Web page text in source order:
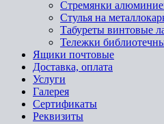
Стремянки
Стулья на
Табуреты винтовые
Тележки
Ящики почтовые
Доставка, оплата
Услуги
Галерея
Сертификаты
Реквизиты